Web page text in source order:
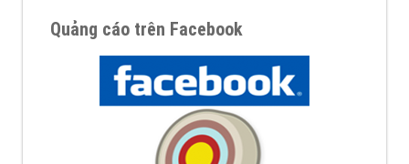
Quảng cáo trên Facebook